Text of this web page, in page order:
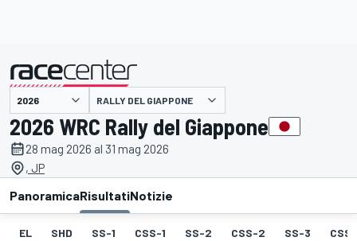
presentato da RALLY DEL GIAPPONE
2026 WRC Rally del Giappone
28 mag 2026 al 31 mag 2026
, JP
PanoramicaRisultatiNotizie
EL SHD SS-1 CSS-1 SS-2 CSS-2 SS-3